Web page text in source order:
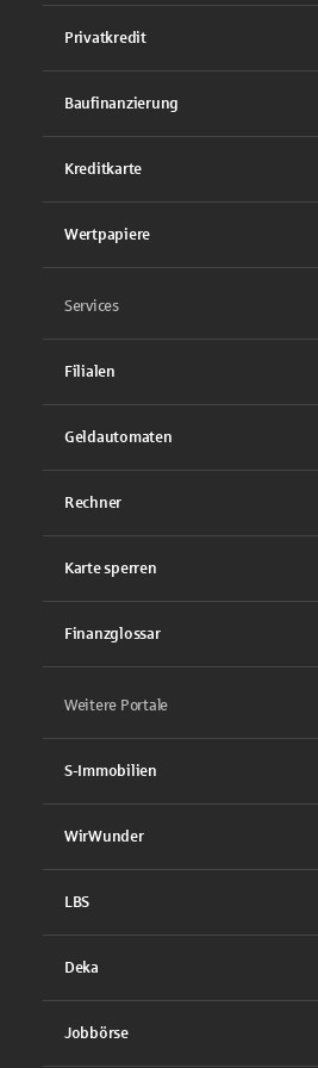
Privatkredit
Baufinanzierung
Kreditkarte
Wertpapiere
Services
Filialen
Geldautomaten
Rechner
Karte sperren
Finanzglossar
Weitere Portale
S-Immobilien
WirWunder
LBS
Deka
Jobbörse